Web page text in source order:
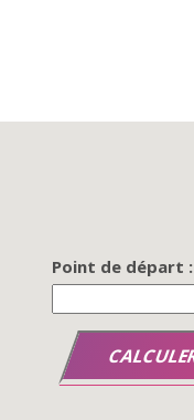
Point de départ :